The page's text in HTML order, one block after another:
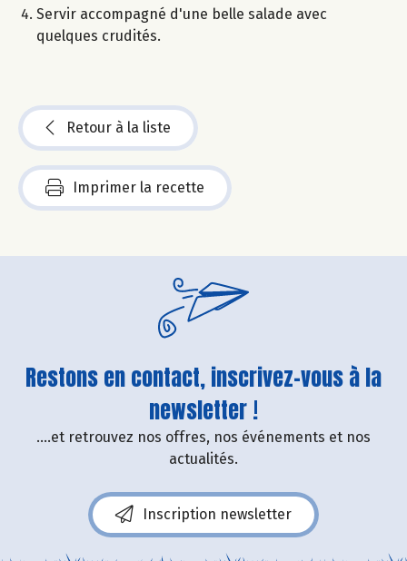
Servir accompagné d'une belle salade avec
quelques crudités.
Retour à la liste
Imprimer la recette
Restons en contact, inscrivez-vous à la
newsletter !
....et retrouvez nos offres, nos événements et nos
actualités.
Inscription newsletter